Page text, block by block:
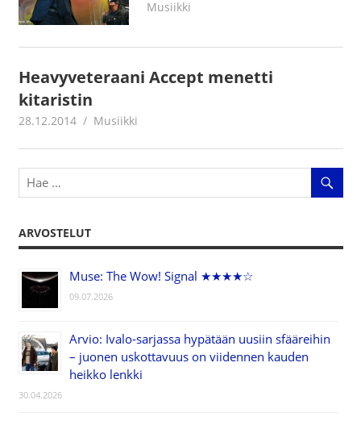
Musiikki
Heavyveteraani Accept menetti
kitaristin
28.12.2014 mestanet
Musiikki
ARVOSTELUT
Muse: The Wow! Signal ★★★★☆
09.07.2026
Arvio: Ivalo-sarjassa hypätään uusiin sfääreihin
– juonen uskottavuus on viidennen kauden
heikko lenkki
30.04.2026